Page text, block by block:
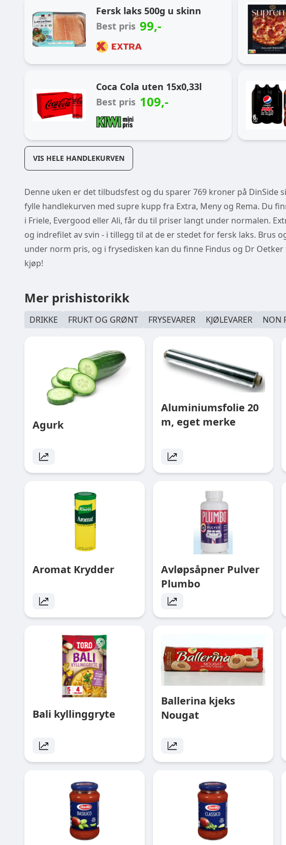
Fersk laks 500g u skinn
Best pris 99,-
Coca Cola uten 15x0,33l
Best pris 109,-
VIS HELE HANDLEKURVEN
Denne uken er det tilbudsfest og du sparer 769 kroner på
fylle handlekurven med supre kupp fra Extra, Meny og Rema. Du
i Friele, Evergood eller Ali, får du til priser langt under normalen.
og indrefilet av svin - i tillegg til at de er stedet for fersk laks. Brus
under norm pris, og i frysedisken kan du finne Findus og Dr
kjøp!
Mer prishistorikk
DRIKKE FRUKT OG GRØNT FRYSEVARER KJØLEVARER NON
Agurk
Aluminiumsfolie 20
m, eget merke
Aromat Krydder
Avløpsåpner Pulver
Plumbo
Bali kyllinggryte
Ballerina kjeks
Nougat